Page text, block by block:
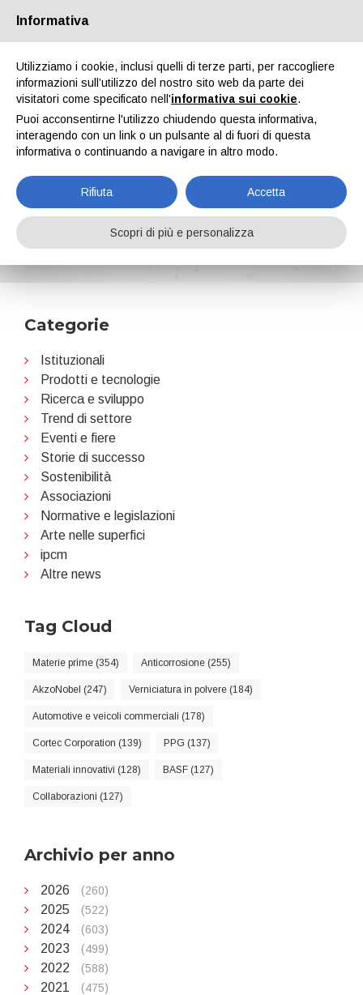
Chi siamo Partners Contatti Area riservata
CEPE
Home News CEPE
Categorie
Istituzionali
Prodotti e tecnologie
Ricerca e sviluppo
Trend di settore
Eventi e fiere
Storie di successo
Sostenibilità
Associazioni
Normative e legislazioni
Arte nelle superfici
ipcm
Altre news
Tag Cloud
Materie prime (354) Anticorrosione (255)
AkzoNobel (247) Verniciatura in polvere (184)
Automotive e veicoli commerciali (178)
Cortec Corporation (139) PPG (137)
Materiali innovativi (128) BASF (127)
Collaborazioni (127)
Archivio per anno
2026 (260)
2025 (522)
2024 (603)
2023 (499)
2022 (588)
2021 (475)
Informativa
Utilizziamo i cookie, inclusi quelli di terze parti, per raccogliere
informazioni sull’utilizzo del nostro sito web da parte dei
visitatori come specificato nell'informativa sui cookie.
Puoi acconsentirne l'utilizzo chiudendo questa informativa,
interagendo con un link o un pulsante al di fuori di questa
informativa o continuando a navigare in altro modo.
Rifiuta Accetta
Scopri di più e personalizza